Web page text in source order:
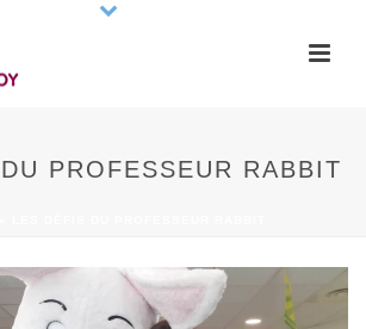
PROFESSEUR RABBIT